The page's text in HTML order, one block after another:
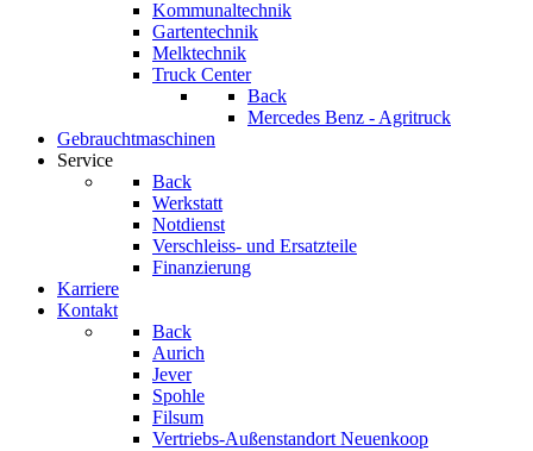
Kommunaltechnik
Gartentechnik
Melktechnik
Truck Center
Back
Mercedes Benz - Agritruck
Gebrauchtmaschinen
Service
Back
Werkstatt
Notdienst
Verschleiss- und Ersatzteile
Finanzierung
Karriere
Kontakt
Back
Aurich
Jever
Spohle
Filsum
Vertriebs-Außenstandort Neuenkoop